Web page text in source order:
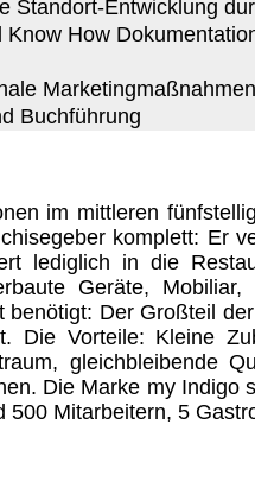
Standort-Entwicklung
How
Marketingmaßnahmen
Buchführung
im mittleren
komplett: Er
lediglich in die
Geräte,
Der Großteil
Die Vorteile: Kleine
gleichbleibende
Die Marke my Indigo
Mitarbeitern, 5